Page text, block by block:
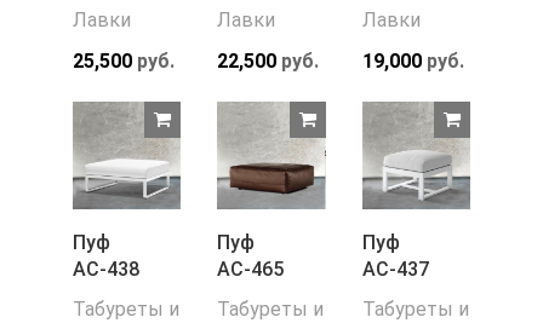
Лавки
25,500 руб.
Лавки
22,500 руб.
Лавки
19,000руб.
Пуф
АС-438
Табуреты и
Пуф
АС-465
Табуреты и
Пуф
АС-437
Табуреты и